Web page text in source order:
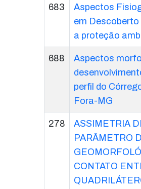
683
Aspectos
em
a proteção
688
Aspectos
perfil do
Fora-MG
278
ASSIMETRIA
PARÂMETRO
CONTATO